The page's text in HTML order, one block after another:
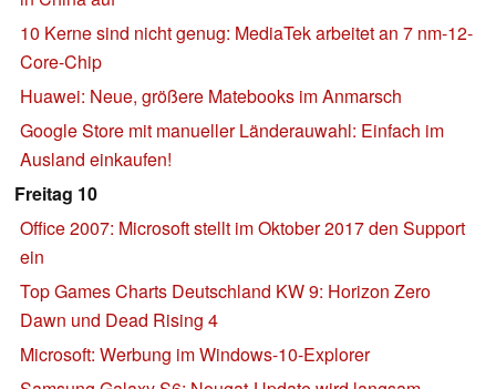
10 Kerne sind nicht genug: MediaTek arbeitet an 7 nm-12-
Core-Chip
Huawei: Neue, größere Matebooks im Anmarsch
Google Store mit manueller Länderauwahl: Einfach im
Ausland einkaufen!
Freitag 10
Office 2007: Microsoft stellt im Oktober 2017 den Support
ein
Top Games Charts Deutschland KW 9: Horizon Zero
Dawn und Dead Rising 4
Microsoft: Werbung im Windows-10-Explorer